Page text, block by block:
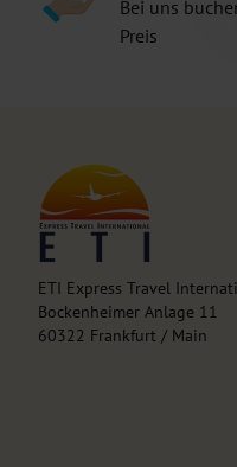
Bei uns
Preis
ETI Express Travel
Bockenheimer Anlage 11
60322 Frankfurt / Main